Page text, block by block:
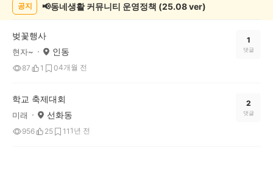
록
공지 📢동네생활 커뮤니티 운영정책 (25.08 ver)
벚꽃행사
현자~ 인동
87 1 04개월 전
1
댓글
학교 축제대회
미래 선화동
956 25 11 1년 전
2
댓글